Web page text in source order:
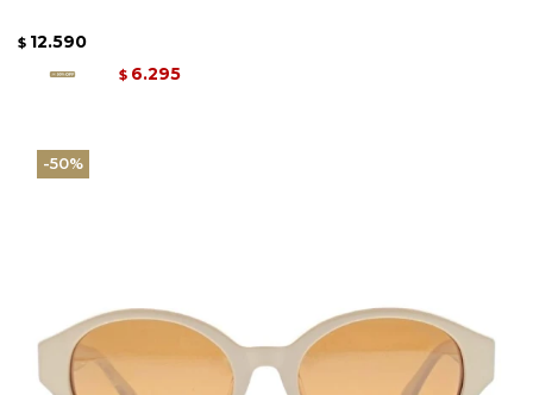
$ 12.590
$ 6.295
50